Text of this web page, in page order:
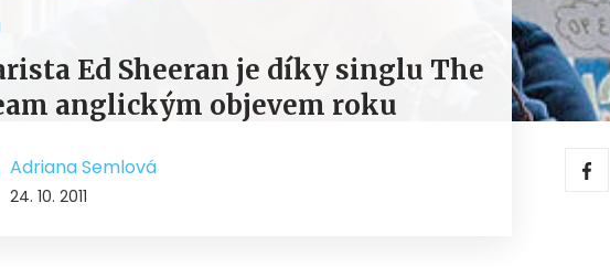
Ed Sheeran je díky singlu The
anglickým objevem roku
Adriana Semlová
24. 10. 2011